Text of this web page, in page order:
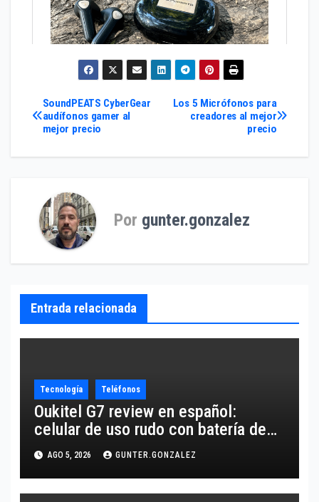
Navegación
de
Los 5 Micrófonos para
creadores al mejor
precio
SoundPEATS CyberGear
audífonos gamer al
mejor precio
Por gunter.gonzalez
Entrada relacionada
Tecnología Teléfonos
Oukitel G7 review en español:
celular de uso rudo con batería de
10,600 mAh
AGO 5, 2026 GUNTER.GONZALEZ